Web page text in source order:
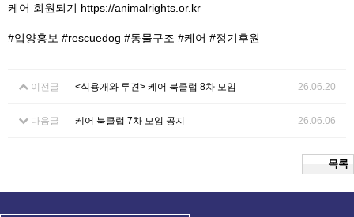
케어 회원되기 https://animalrights.or.kr
#입양홍보 #rescuedog #동물구조 #케어 #정기후원
이전글 <식용개와 투견> 케어 북클럽 8차 모임 26.06.20
다음글 케어 북클럽 7차 모임 공지 26.06.06
목록